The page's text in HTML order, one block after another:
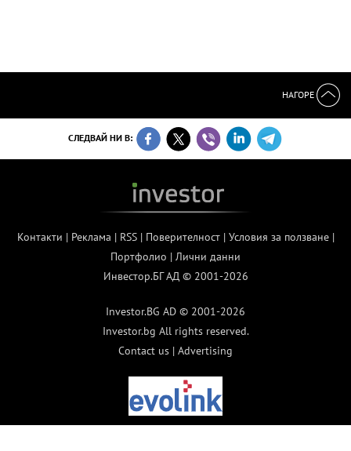
НАГОРЕ
СЛЕДВАЙ НИ В:
Контакти | Реклама | RSS| Поверителност| Условия за ползване|
Портфолио | Лични данни
Инвестор.БГ АД © 2001-2026
Investor.BG AD © 2001-2026
Investor.bg All rights reserved.
Contact us | Advertising